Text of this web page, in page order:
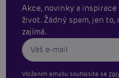
Akce, novinky a
život. Žádný spam, jen
zajímá.
Vložením emailu souhlasíte se